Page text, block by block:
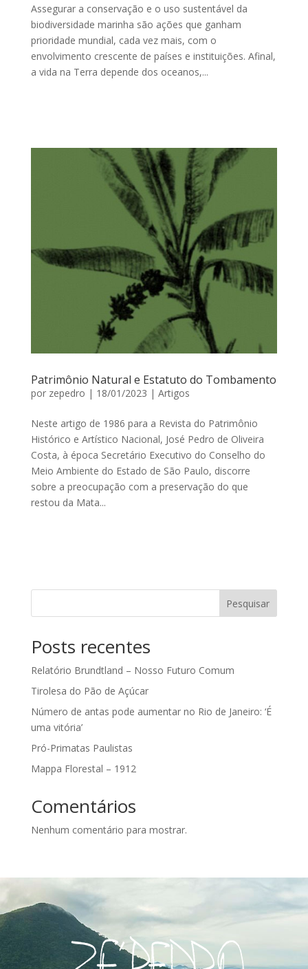
Assegurar a conservação e o uso sustentável da
biodiversidade marinha são ações que ganham
prioridade mundial, cada vez mais, com o
envolvimento crescente de países e instituições. Afinal,
a vida na Terra depende dos oceanos,...
Patrimônio Natural e Estatuto do Tombamento
por zepedro | 18/01/2023 | Artigos
Neste artigo de 1986 para a Revista do Patrimônio
Histórico e Artístico Nacional, José Pedro de Oliveira
Costa, à época Secretário Executivo do Conselho do
Meio Ambiente do Estado de São Paulo, discorre
sobre a preocupação com a preservação do que
restou da Mata...
Pesquisar
Posts recentes
Relatório Brundtland – Nosso Futuro Comum
Tirolesa do Pão de Açúcar
Número de antas pode aumentar no Rio de Janeiro: ‘É
uma vitória’
Pró-Primatas Paulistas
Mappa Florestal – 1912
Comentários
Nenhum comentário para mostrar.